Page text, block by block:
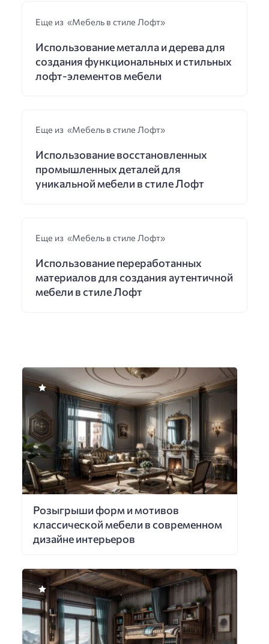
Еще из «Мебель в стиле Лофт»
Использование металла и дерева для
создания функциональных и стильных
лофт-элементов мебели
Еще из «Мебель в стиле Лофт»
Использование восстановленных
промышленных деталей для
уникальной мебели в стиле Лофт
Еще из «Мебель в стиле Лофт»
Использование переработанных
материалов для создания аутентичной
мебели в стиле Лофт
Розыгрыши форм и мотивов
классической мебели в современном
дизайне интерьеров